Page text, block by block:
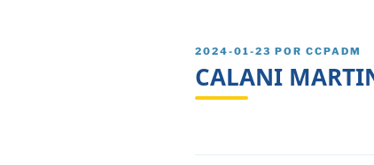
PUBLICADO
2024-01-23 POR CCPADM
CALANI